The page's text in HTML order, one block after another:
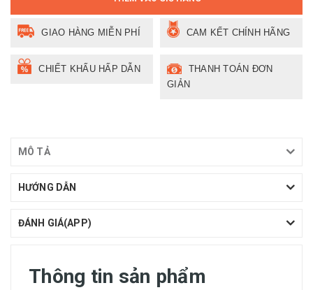
GIAO HÀNG MIỄN PHÍ CAM KẾT CHÍNH HÃNG
CHIẾT KHẤU HẤP DẪN
THANH TOÁN ĐƠN
GIẢN
MÔ TẢ
HƯỚNG DẪN
ĐÁNH GIÁ(APP)
Thông tin sản phẩm